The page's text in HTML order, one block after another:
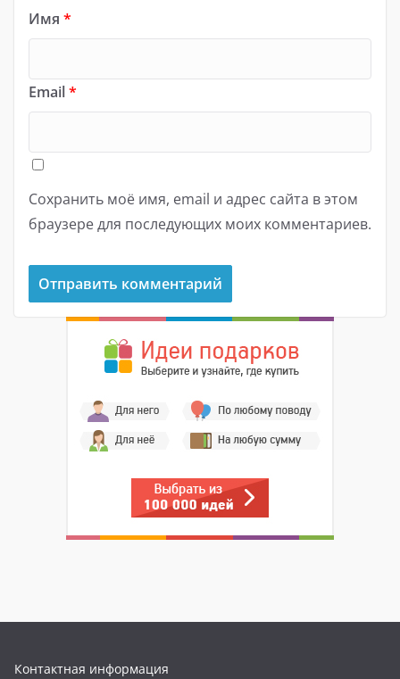
Имя *
Email*
Сохранить моё имя, email и адрес сайта в этом
браузере для последующих моих комментариев.
Контактная информация